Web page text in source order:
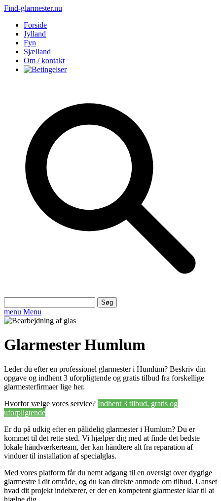
Find-glarmester.nu
Forside
Jylland
Fyn
Sjælland
Om / kontakt
efter:
menu Menu
Glarmester Humlum
Leder du efter en professionel glarmester i Humlum? Beskriv din
opgave og indhent 3 uforpligtende og gratis tilbud fra forskellige
glarmesterfirmaer lige her.
Hvorfor vælge vores service? Indhent 3 tilbud, gratis og
uforpligtende
Er du på udkig efter en pålidelig glarmester i Humlum? Du er
kommet til det rette sted. Vi hjælper dig med at finde det bedste
lokale håndværkerteam, der kan håndtere alt fra reparation af
vinduer til installation af specialglas.
Med vores platform får du nemt adgang til en oversigt over dygtige
glarmestre i dit område, og du kan direkte anmode om tilbud. Uanset
hvad dit projekt indebærer, er der en kompetent glarmester klar til at
hjælpe dig.